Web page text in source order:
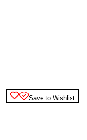
Save to Wishlist